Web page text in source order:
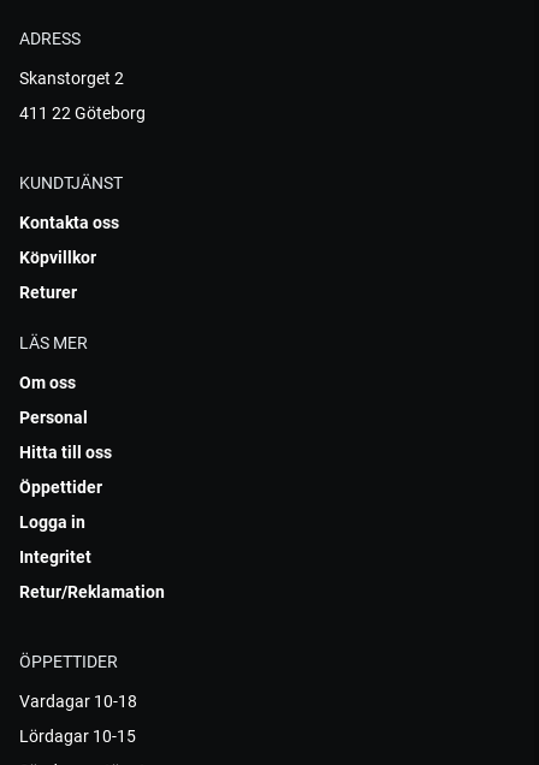
ADRESS
Skanstorget 2
411 22 Göteborg
KUNDTJÄNST
Kontakta oss
Köpvillkor
Returer
LÄS MER
Om oss
Personal
Hitta till oss
Öppettider
Logga in
Integritet
Retur/Reklamation
ÖPPETTIDER
Vardagar 10-18
Lördagar 10-15